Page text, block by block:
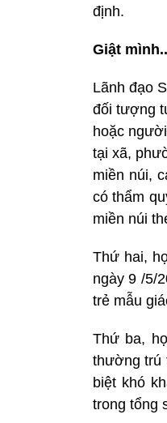
định.
Giật
Lãnh đạo
đối tượng
hoặc
tại xã,
miền núi,
có thẩm
miền núi
Thứ hai,
ngày 9 /5/
trẻ mẫu
Thứ ba,
thường trú
biệt khó
trong tổng